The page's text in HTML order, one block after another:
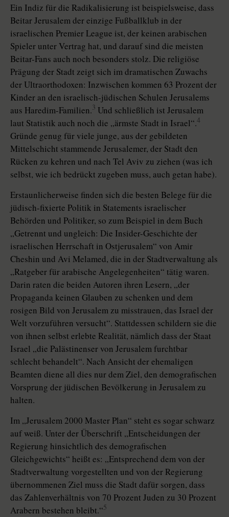
Ein Indiz für die Radikalisierung ist beispielsweise, dass
Beitar Jerusalem der einzige Fußballklub in der
israelischen Premier League ist, der keinen arabischen
Spieler unter Vertrag hat, und darauf sind die meisten
Beitar-Fans auch noch besonders stolz. Die religiöse
Prägung der Stadt zeigt sich im dramatischen Zuwachs
der Ultraorthodoxen: Inzwischen kommen 63 Prozent der
Kinder an den israelisch-jüdischen Schulen Jerusalems
aus Haredim-Familien.3 Und schließlich ist Jerusalem
laut Statistik auch noch die „ärmste Stadt in Israel“.4
Gründe genug für viele junge, aus der gebildeten
Mittelschicht stammende Jerusalemer, der Stadt den
Rücken zu kehren und nach Tel Aviv zu ziehen (was ich
selbst, wie ich bedrückt zugeben muss, auch getan habe).
Erstaunlicherweise finden sich die besten Belege für die
jüdisch-fixierte Politik in Statements israelischer
Behörden und Politiker, so zum Beispiel in dem Buch
„Getrennt und ungleich: Die Insider-Geschichte der
israelischen Herrschaft in Ostjerusalem“ von Amir
Cheshin und Avi Melamed, die in der Stadtverwaltung als
„Ratgeber für arabische Angelegenheiten“ tätig waren.
Darin raten die beiden Autoren ihren Lesern, „der
Propaganda keinen Glauben zu schenken und dem
rosigen Bild von Jerusalem zu misstrauen, das Israel der
Welt vorzuführen versucht“. Stattdessen schildern sie die
von ihnen selbst erlebte Realität, nämlich dass der Staat
Israel „die Palästinenser von Jerusalem furchtbar
schlecht behandelt“. Nach Ansicht der ehemaligen
Beamten diene all dies nur dem Ziel, den demografischen
Vorsprung der jüdischen Bevölkerung in Jerusalem zu
halten.
Im „Jerusalem 2000 Master Plan“ steht es sogar schwarz
auf weiß. Unter der Überschrift „Entscheidungen der
Regierung hinsichtlich des demografischen
Gleichgewichts“ heißt es: „Entsprechend dem von der
Stadtverwaltung vorgestellten und von der Regierung
übernommenen Ziel muss die Stadt dafür sorgen, dass
das Zahlenverhältnis von 70 Prozent Juden zu 30 Prozent
Arabern bestehen bleibt.“5